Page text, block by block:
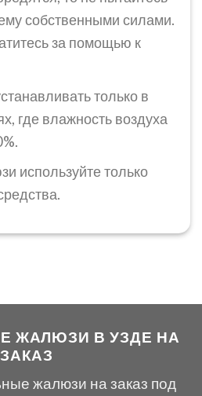
собственными силами.
за помощью к
только в
где влажность воздуха
используйте только
ЖАЛЮЗИ В УЗДЕ НА
ЗАКАЗ
жалюзи на заказ под